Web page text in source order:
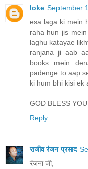
loke September
esa laga ki mein
raha hun jis
laghu katayae
ranjana ji aab
books mein
padenge to aap
ki hum bhi kisi ek
GOD BLESS YOU
Reply
राजीव रंजन प्रसाद
रंजना जी,